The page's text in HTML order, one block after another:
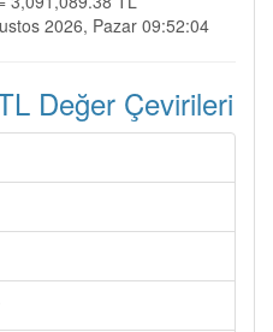
2026, Pazar 09:52:04
Değer Çevirileri